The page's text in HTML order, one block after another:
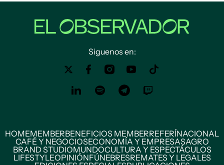
Siguenos en:
HOMEMEMBERBENEFICIOS MEMBERREFERÍNACIONAL
CAFÉ Y NEGOCIOSECONOMÍA Y EMPRESASAGRO
BRAND STUDIOMUNDOCULTURA Y ESPECTÁCULOS
LIFESTYLEOPINIÓNFÚNEBRESREMATES Y LEGALES